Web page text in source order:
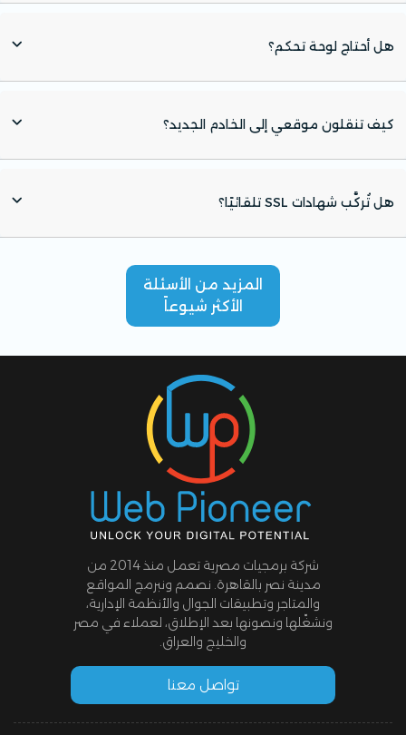
هل أحتاج لوحة تحكم؟
كيف تنقلون موقعي إلى الخادم الجديد؟
هل تُركَّب شهادات SSL تلقائيًا؟
المزيد من الأسئلة
الأكثر شيوعاً
شركة برمجيات مصرية تعمل منذ 2014 من
مدينة نصر بالقاهرة. نصمم ونبرمج المواقع
والمتاجر وتطبيقات الجوال والأنظمة الإدارية،
ونشغّلها ونصونها بعد الإطلاق، لعملاء في مصر
والخليج والعراق.
تواصل معنا